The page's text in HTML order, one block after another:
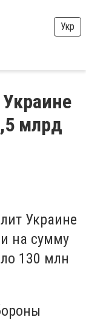
Укр
млрд
Украине
на сумму
130 млн